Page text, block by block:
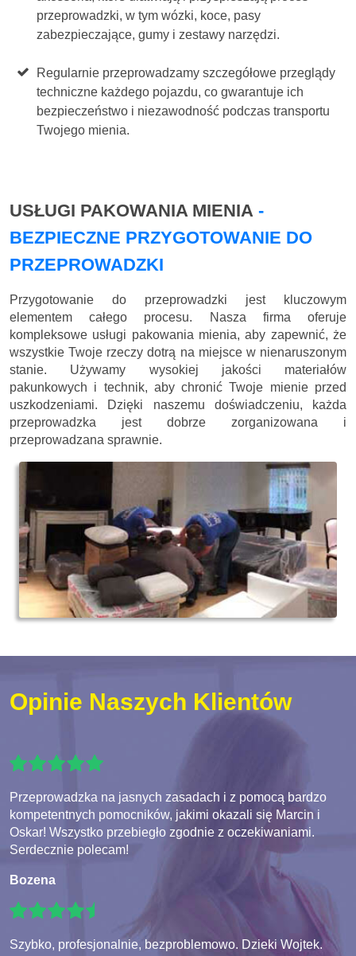
przeprowadzki, w tym wózki, koce, pasy
zabezpieczające, gumy i zestawy narzędzi.
Regularnie przeprowadzamy szczegółowe przeglądy
techniczne każdego pojazdu, co gwarantuje ich
bezpieczeństwo i niezawodność podczas transportu
Twojego mienia.
USŁUGI PAKOWANIA MIENIA -
BEZPIECZNE PRZYGOTOWANIE DO
PRZEPROWADZKI
Przygotowanie do przeprowadzki jest kluczowym
elementem całego procesu. Nasza firma oferuje
kompleksowe usługi pakowania mienia, aby zapewnić, że
wszystkie Twoje rzeczy dotrą na miejsce w nienaruszonym
stanie. Używamy wysokiej jakości materiałów
pakunkowych i technik, aby chronić Twoje mienie przed
uszkodzeniami. Dzięki naszemu doświadczeniu, każda
przeprowadzka jest dobrze zorganizowana i
przeprowadzana sprawnie.
Opinie Naszych Klientów
Przeprowadzka na jasnych zasadach i z pomocą bardzo
kompetentnych pomocników, jakimi okazali się Marcin i
Oskar! Wszystko przebiegło zgodnie z oczekiwaniami.
Serdecznie polecam!
Bozena
Szybko, profesjonalnie, bezproblemowo. Dzieki Wojtek.